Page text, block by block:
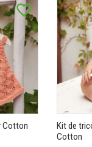
favorite_border
Cotton
Kit de
Cotton